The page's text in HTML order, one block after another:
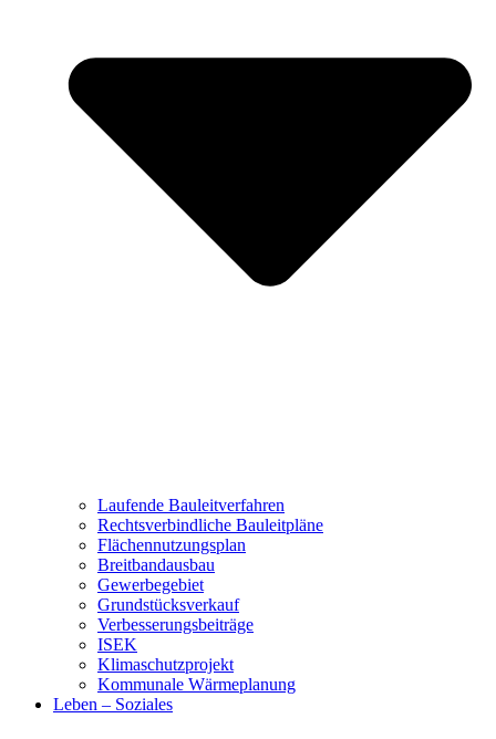
Laufende Bauleitverfahren
Rechtsverbindliche Bauleitpläne
Flächennutzungsplan
Breitbandausbau
Gewerbegebiet
Grundstücksverkauf
Verbesserungsbeiträge
ISEK
Klimaschutzprojekt
Kommunale Wärmeplanung
Leben – Soziales